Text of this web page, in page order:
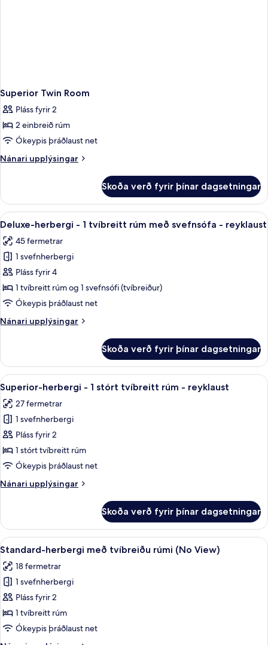
Superior Twin Room
Pláss fyrir 2
2 einbreið rúm
Ókeypis þráðlaust net
Nánari upplýsingar
Nánari
Twin
Room
Skoða verð fyrir þínar dagsetningar
Skoða
allar
myndir
fyrir
Deluxe-
herbergi
-
tvíbreitt
svefnsófa
-
reyklaust
Deluxe-herbergi - 1 tvíbreitt rúm
13
Deluxe-herbergi - 1 tvíbreitt rúm með svefnsófa - reyklaust
45 fermetrar
1 svefnherbergi
Pláss fyrir 4
1 tvíbreitt rúm og 1 svefnsófi (tvíbreiður)
Ókeypis þráðlaust net
Nánari upplýsingar
Nánari
herbergi
1
tvíbreitt
rúm
með
svefnsófa
-
reyklaust
Skoða verð fyrir þínar dagsetningar
Skoða
allar
myndir
fyrir
Superior-
herbergi
-
stórt
reyklaust
Superior-herbergi - 1 stórt tvíbreitt
8
Superior-herbergi - 1 stórt tvíbreitt rúm - reyklaust
27 fermetrar
1 svefnherbergi
Pláss fyrir 2
1 stórt tvíbreitt rúm
Ókeypis þráðlaust net
Nánari upplýsingar
Nánari
herbergi
1
tvíbreitt
rúm
reyklaust
Skoða verð fyrir þínar dagsetningar
Skoða
allar
myndir
fyrir
Standard-
herbergi
með
Standard-herbergi með tvíbreiðu
9
Standard-herbergi með tvíbreiðu rúmi (No View)
18 fermetrar
1 svefnherbergi
Pláss fyrir 2
1 tvíbreitt rúm
Ókeypis þráðlaust net